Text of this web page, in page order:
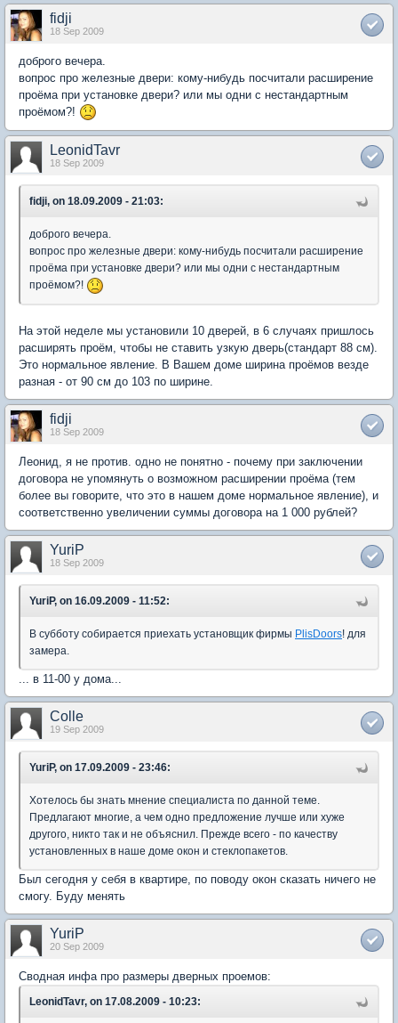
fidji
18 Sep 2009
доброго вечера.
вопрос про железные двери: кому-нибудь посчитали расширение
проёма при установке двери? или мы одни с нестандартным
проёмом?!
LeonidTavr
18 Sep 2009
fidji, on 18.09.2009 - 21:03:
доброго вечера.
вопрос про железные двери: кому-нибудь посчитали расширение
проёма при установке двери? или мы одни с нестандартным
проёмом?!
На этой неделе мы установили 10 дверей, в 6 случаях пришлось
расширять проём, чтобы не ставить узкую дверь(стандарт 88 см).
Это нормальное явление. В Вашем доме ширина проёмов везде
разная - от 90 см до 103 по ширине.
fidji
18 Sep 2009
Леонид, я не против. одно не понятно - почему при заключении
договора не упомянуть о возможном расширении проёма (тем
более вы говорите, что это в нашем доме нормальное явление), и
соответственно увеличении суммы договора на 1 000 рублей?
YuriP
18 Sep 2009
YuriP, on 16.09.2009 - 11:52:
В субботу собирается приехать установщик фирмы PlisDoors! для
замера.
... в 11-00 у дома...
Colle
19 Sep 2009
YuriP, on 17.09.2009 - 23:46:
Хотелось бы знать мнение специалиста по данной теме.
Предлагают многие, а чем одно предложение лучше или хуже
другого, никто так и не объяснил. Прежде всего - по качеству
установленных в наше доме окон и стеклопакетов.
Был сегодня у себя в квартире, по поводу окон сказать ничего не
смогу. Буду менять
YuriP
20 Sep 2009
Сводная инфа про размеры дверных проемов:
LeonidTavr, on 17.08.2009 - 10:23: